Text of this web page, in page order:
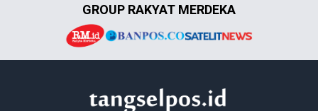
GROUP RAKYAT MERDEKA